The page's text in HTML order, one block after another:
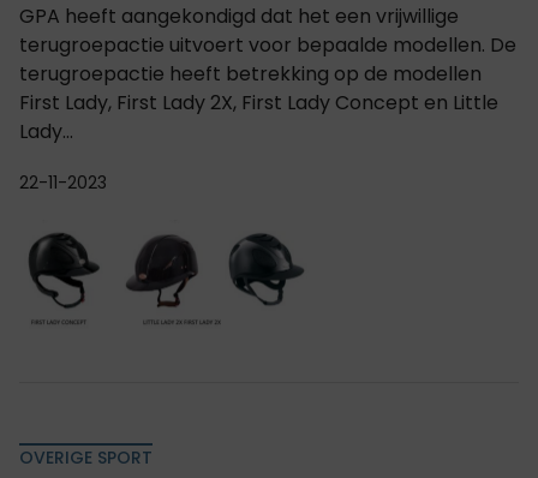
GPA heeft aangekondigd dat het een vrijwillige
terugroepactie uitvoert voor bepaalde modellen. De
terugroepactie heeft betrekking op de modellen
First Lady, First Lady 2X, First Lady Concept en Little
Lady...
22-11-2023
OVERIGE SPORT